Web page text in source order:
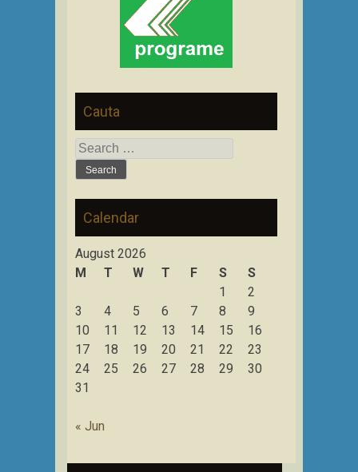
Cauta
Search
for:
Calendar
August 2026
M
T W T F S
S
1
2
3
4 5 6 7 8
9
10
11 12 13 14 15
16
17
18 19 20 21 22
23
24
25 26 27 28 29
30
31
« Jun